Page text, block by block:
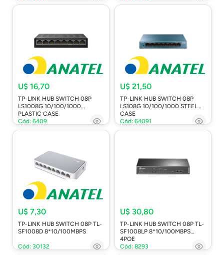
U$ 16,70
TP-LINK HUB SWITCH 08P
LS1008G 10/100/1000
PLASTIC CASE
Cód: 6409
U$ 21,50
TP-LINK HUB SWITCH 08P
LS108G 10/100/1000 STEEL
CASE
Cód: 64091
U$ 7,30
TP-LINK HUB SWITCH 08P TL-
SF1008D 8*10/100MBPS
Cód: 30132
U$ 30,80
TP-LINK HUB SWITCH 08P TL-
SF1008LP 8*10/100MBPS
4POE
Cód: 8293